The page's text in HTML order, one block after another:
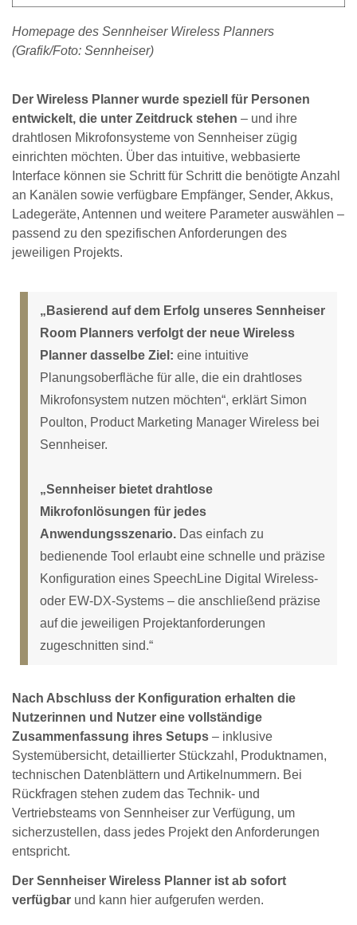
Homepage des Sennheiser Wireless Planners
(Grafik/Foto: Sennheiser)
Der Wireless Planner wurde speziell für Personen
entwickelt, die unter Zeitdruck stehen – und ihre
drahtlosen Mikrofonsysteme von Sennheiser zügig
einrichten möchten. Über das intuitive, webbasierte
Interface können sie Schritt für Schritt die benötigte Anzahl
an Kanälen sowie verfügbare Empfänger, Sender, Akkus,
Ladegeräte, Antennen und weitere Parameter auswählen –
passend zu den spezifischen Anforderungen des
jeweiligen Projekts.
„Basierend auf dem Erfolg unseres Sennheiser
Room Planners verfolgt der neue Wireless
Planner dasselbe Ziel: eine intuitive
Planungsoberfläche für alle, die ein drahtloses
Mikrofonsystem nutzen möchten“, erklärt Simon
Poulton, Product Marketing Manager Wireless bei
Sennheiser.
„Sennheiser bietet drahtlose
Mikrofonlösungen für jedes
Anwendungsszenario. Das einfach zu
bedienende Tool erlaubt eine schnelle und präzise
Konfiguration eines SpeechLine Digital Wireless-
oder EW-DX-Systems – die anschließend präzise
auf die jeweiligen Projektanforderungen
zugeschnitten sind.“
Nach Abschluss der Konfiguration erhalten die
Nutzerinnen und Nutzer eine vollständige
Zusammenfassung ihres Setups – inklusive
Systemübersicht, detaillierter Stückzahl, Produktnamen,
technischen Datenblättern und Artikelnummern. Bei
Rückfragen stehen zudem das Technik- und
Vertriebsteams von Sennheiser zur Verfügung, um
sicherzustellen, dass jedes Projekt den Anforderungen
entspricht.
Der Sennheiser Wireless Planner ist ab sofort
verfügbar und kann hier aufgerufen werden.